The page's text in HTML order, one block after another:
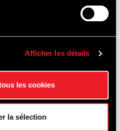
Afficher les détails
les cookies
la sélection